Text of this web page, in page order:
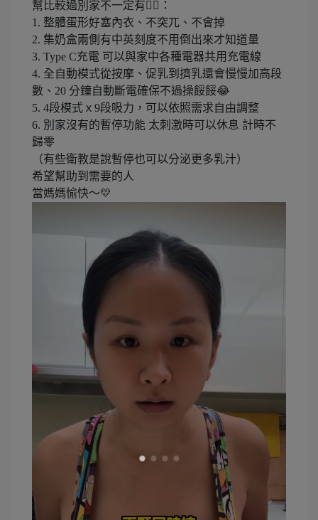
幫比較過別家不一定有👍🏽：
1. 整體蛋形好塞內衣、不突兀、不會掉
2. 集奶盒兩側有中英刻度不用倒出來才知道量
3. Type C充電 可以與家中各種電器共用充電線
4. 全自動模式從按摩、促乳到擠乳還會慢慢加高段
數、20 分鐘自動斷電確保不過操餒餒😂
5. 4段模式ｘ9段吸力，可以依照需求自由調整
6. 別家沒有的暫停功能 太刺激時可以休息 計時不
歸零
（有些衛教是說暫停也可以分泌更多乳汁）
希望幫助到需要的人
當媽媽愉快～💛